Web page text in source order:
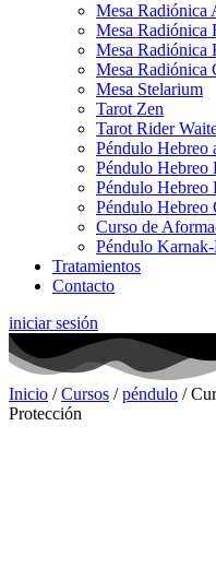
Mesa Radiónica
Mesa
Mesa Radiónica
Mesa Radiónica
Mesa Stelarium
Tarot Zen
Tarot Rider
Péndulo Hebreo
Péndulo Hebreo
Péndulo Hebreo
Péndulo Hebreo
Curso de
Péndulo
Tratamientos
Contacto
iniciar sesión
Inicio /Cursos /péndulo /
Protección